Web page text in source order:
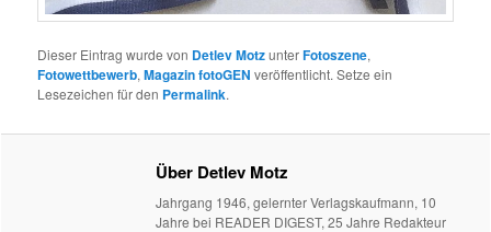
Dieser Eintrag wurde von Detlev MotzunterFotoszene,
Fotowettbewerb,Magazin fotoGEN veröffentlicht. Setze ein
Lesezeichen für den Permalink.
Über Detlev Motz
Jahrgang 1946, gelernter Verlagskaufmann, 10
Jahre bei READER DIGEST, 25 Jahre Redakteur